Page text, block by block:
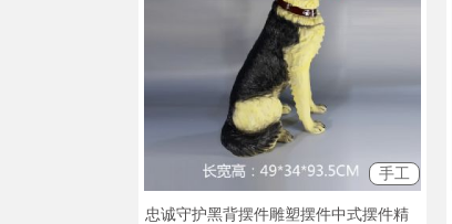
手工
忠诚守护黑背摆件雕塑摆件中式摆件精